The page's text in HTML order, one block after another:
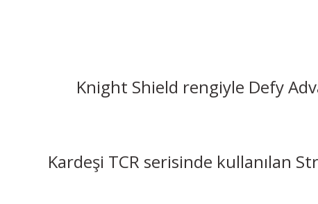
Knight Shield rengiyle Defy
Kardeşi TCR serisinde kullanılan